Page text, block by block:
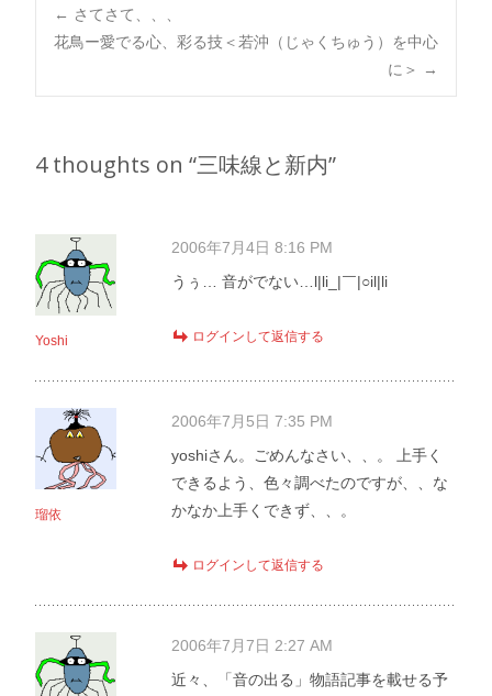
Post
navigation
← さてさて、、、
花鳥ー愛でる心、彩る技＜若沖（じゃくちゅう）を中心
に＞ →
4 thoughts on “三味線と新内”
Yoshi
2006年7月4日 8:16 PM
うぅ… 音がでない…l|li_|￣|○il|li
ログインして返信する
瑠依
2006年7月5日 7:35 PM
yoshiさん。ごめんなさい、、。 上手く
できるよう、色々調べたのですが、、な
かなか上手くできず、、。
ログインして返信する
2006年7月7日 2:27 AM
近々、「音の出る」物語記事を載せる予